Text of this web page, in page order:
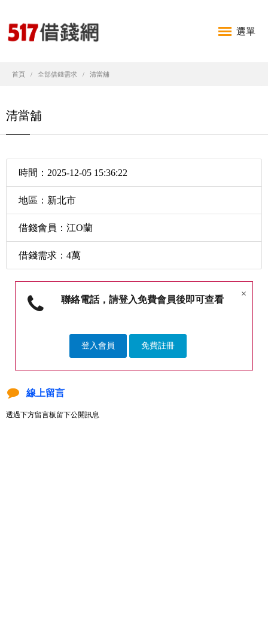
選單
首頁 全部借錢需求 清當舖
清當舖
時間：2025-12-05 15:36:22
地區：新北市
借錢會員：江O蘭
借錢需求：4萬
×
聯絡電話，請登入免費會員後即可查看
登入會員 免費註冊
線上留言
透過下方留言板留下公開訊息